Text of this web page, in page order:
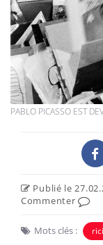
PABLO PICASSO EST
Publié le
Commenter
Mots clés :